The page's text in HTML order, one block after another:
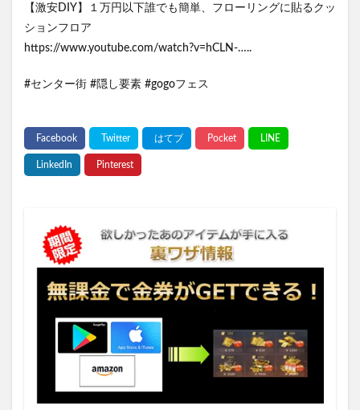
【激安DIY】１万円以下誰でも簡単、フローリングに貼るクッ
ションフロア
https://www.youtube.com/watch?v=hCLN-…..
#センター街 #隠し要素 #gogoフェス